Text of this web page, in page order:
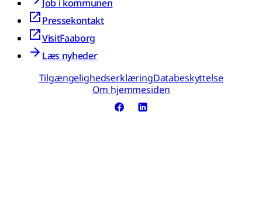
Job i kommunen
Pressekontakt
VisitFaaborg
Læs nyheder
TilgængelighedserklæringDatabeskyttelse
Om hjemmesiden